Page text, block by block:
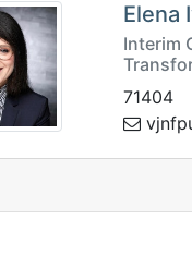
Elena
Interim
71404